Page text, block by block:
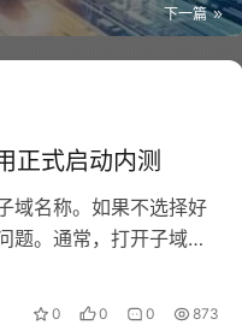
下一篇
正式启动内测
域名称。如果不选择好
题。通常，打开子域名
0 0 0 873